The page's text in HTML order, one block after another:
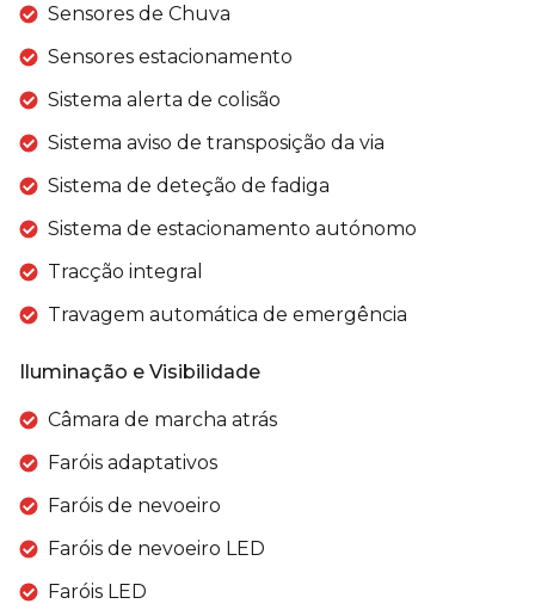
Sensores de Chuva
Sensores estacionamento
Sistema alerta de colisão
Sistema aviso de transposição da via
Sistema de deteção de fadiga
Sistema de estacionamento autónomo
Tracção integral
Travagem automática de emergência
Iluminação e Visibilidade
Câmara de marcha atrás
Faróis adaptativos
Faróis de nevoeiro
Faróis de nevoeiro LED
Faróis LED